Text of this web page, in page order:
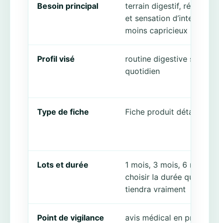
Besoin principal
terrain digestif, régularité
et sensation d’intestin
moins capricieux
Profil visé
routine digestive simple
quotidien
Type de fiche Fiche produit détaillée
Lots et durée
1 mois, 3 mois, 6 mois:
choisir la durée que l’on
tiendra vraiment
Point de vigilance
avis médical en priorité